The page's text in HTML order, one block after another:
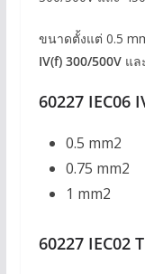
ขนาดตั้งแต่ 0.5
IV(f) 300/500Vแล
60227 IEC06
0.5 mm2
0.75 mm2
1 mm2
60227 IEC02